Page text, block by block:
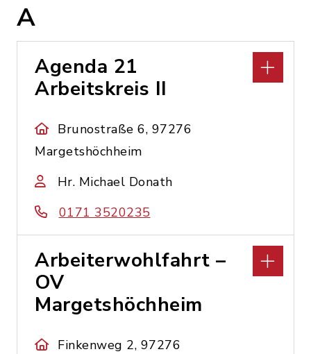
A
Agenda 21
Arbeitskreis II
Brunostraße 6, 97276
Margetshöchheim
Hr. Michael Donath
0171 3520235
Arbeiterwohlfahrt –
OV
Margetshöchheim
Finkenweg 2, 97276